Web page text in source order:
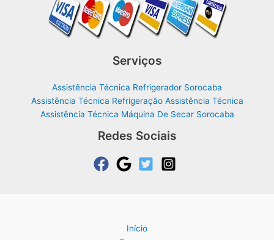
Serviços
Assistência Técnica Refrigerador Sorocaba
Assistência Técnica Refrigeração Assistência Técnica
Assistência Técnica Máquina De Secar Sorocaba
Redes Sociais
Início